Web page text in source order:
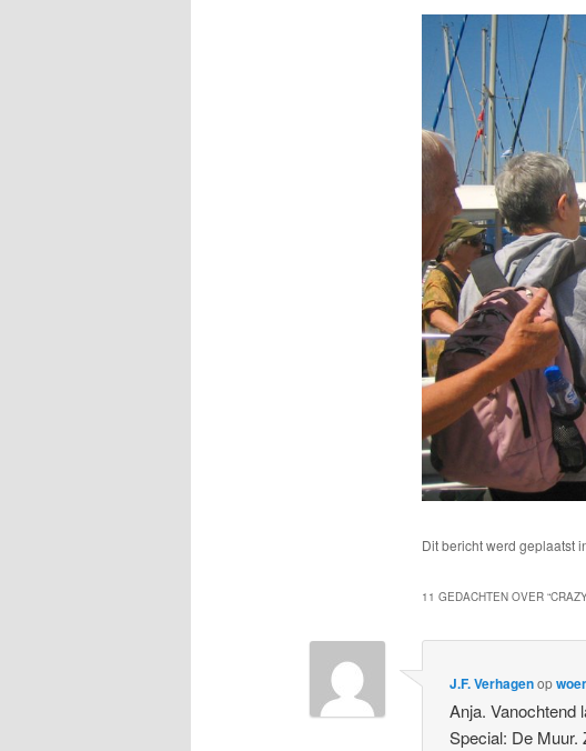
Dit bericht werd geplaatst
11 GEDACHTEN OVER “
J.F. Verhagenop
Anja. Vanochtend
Special: De Muur.